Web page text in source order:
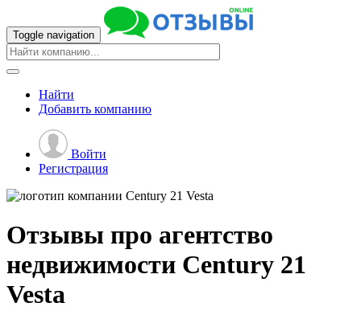
Toggle navigation
Найти
Добавить компанию
Войти
Регистрация
Отзывы про агентство
недвижимости Century 21
Vesta